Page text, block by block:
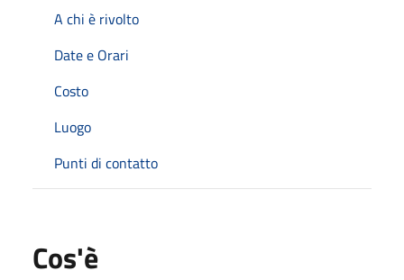
A chi è rivolto
Date e Orari
Costo
Luogo
Punti di contatto
Cos'è